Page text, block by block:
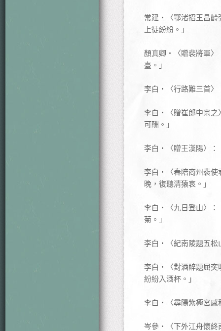
常建‧〈鄂渚招王昌齡
上徒紛紛。」
顏真卿‧〈贈裴將軍〉
臺。」
李白‧〈行路難三首〉
李白‧〈贈崔郎中宗之
可酬。」
李白‧〈贈王漢陽〉：
李白‧〈春陪商州裴使
晚，復聽清猿哀。」
李白‧〈九日登山〉：
菊。」
李白‧〈紀南陵題五松
李白‧〈對酒醉題屈突
紛紛入酒杯。」
李白‧〈尋陽紫極宮感
岑參‧〈下外江舟懷終